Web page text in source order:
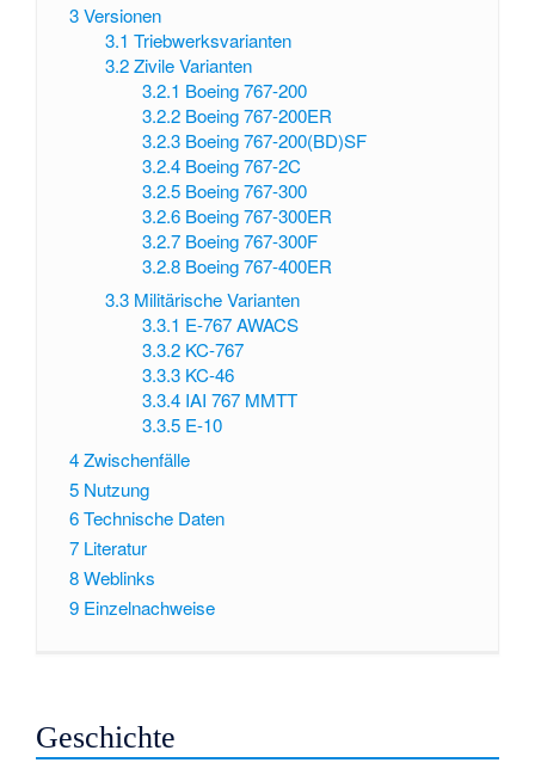
3Versionen
3.1 Triebwerksvarianten
3.2 Zivile Varianten
3.2.1 Boeing 767-200
3.2.2 Boeing 767-200ER
3.2.3 Boeing 767-200(BD)SF
3.2.4 Boeing 767-2C
3.2.5 Boeing 767-300
3.2.6 Boeing 767-300ER
3.2.7 Boeing 767-300F
3.2.8 Boeing 767-400ER
3.3 Militärische Varianten
3.3.1 E-767 AWACS
3.3.2 KC-767
3.3.3 KC-46
3.3.4 IAI 767 MMTT
3.3.5 E-10
4Zwischenfälle
5 Nutzung
6Technische Daten
7 Literatur
8Weblinks
9 Einzelnachweise
Geschichte